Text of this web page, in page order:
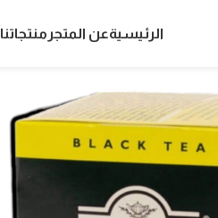
الرئيسيةعن المتجر منتجاتنا